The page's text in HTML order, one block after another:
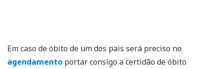
Em caso de óbito de um dos pais será preciso no
agendamento portar consigo a certidão de óbito